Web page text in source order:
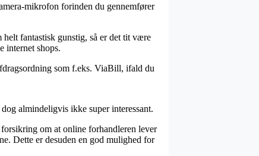
mikrofon forinden du gennemfører
fantastisk gunstig, så er det tit være
internet shops.
som f.eks. ViaBill, ifald du
almindeligvis ikke super interessant.
om at online forhandleren lever
Dette er desuden en god mulighed for